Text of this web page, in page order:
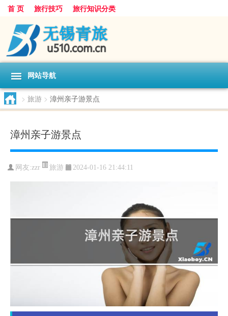
首 页 旅行技巧 旅行知识分类
网站导航
> 旅游 > 漳州亲子游景点
漳州亲子游景点
网友:zzr 旅游 2024-01-16 21:44:11